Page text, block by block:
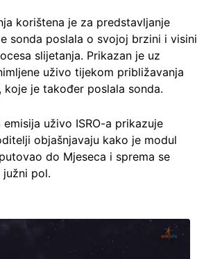
korištena je za predstavljanje
sonda poslala o svojoj brzini i visini
slijetanja. Prikazan je uz
uživo tijekom približavanja
koje je također poslala sonda.
emisija uživo ISRO-a prikazuje
objašnjavaju kako je modul
do Mjeseca i sprema se
pol.